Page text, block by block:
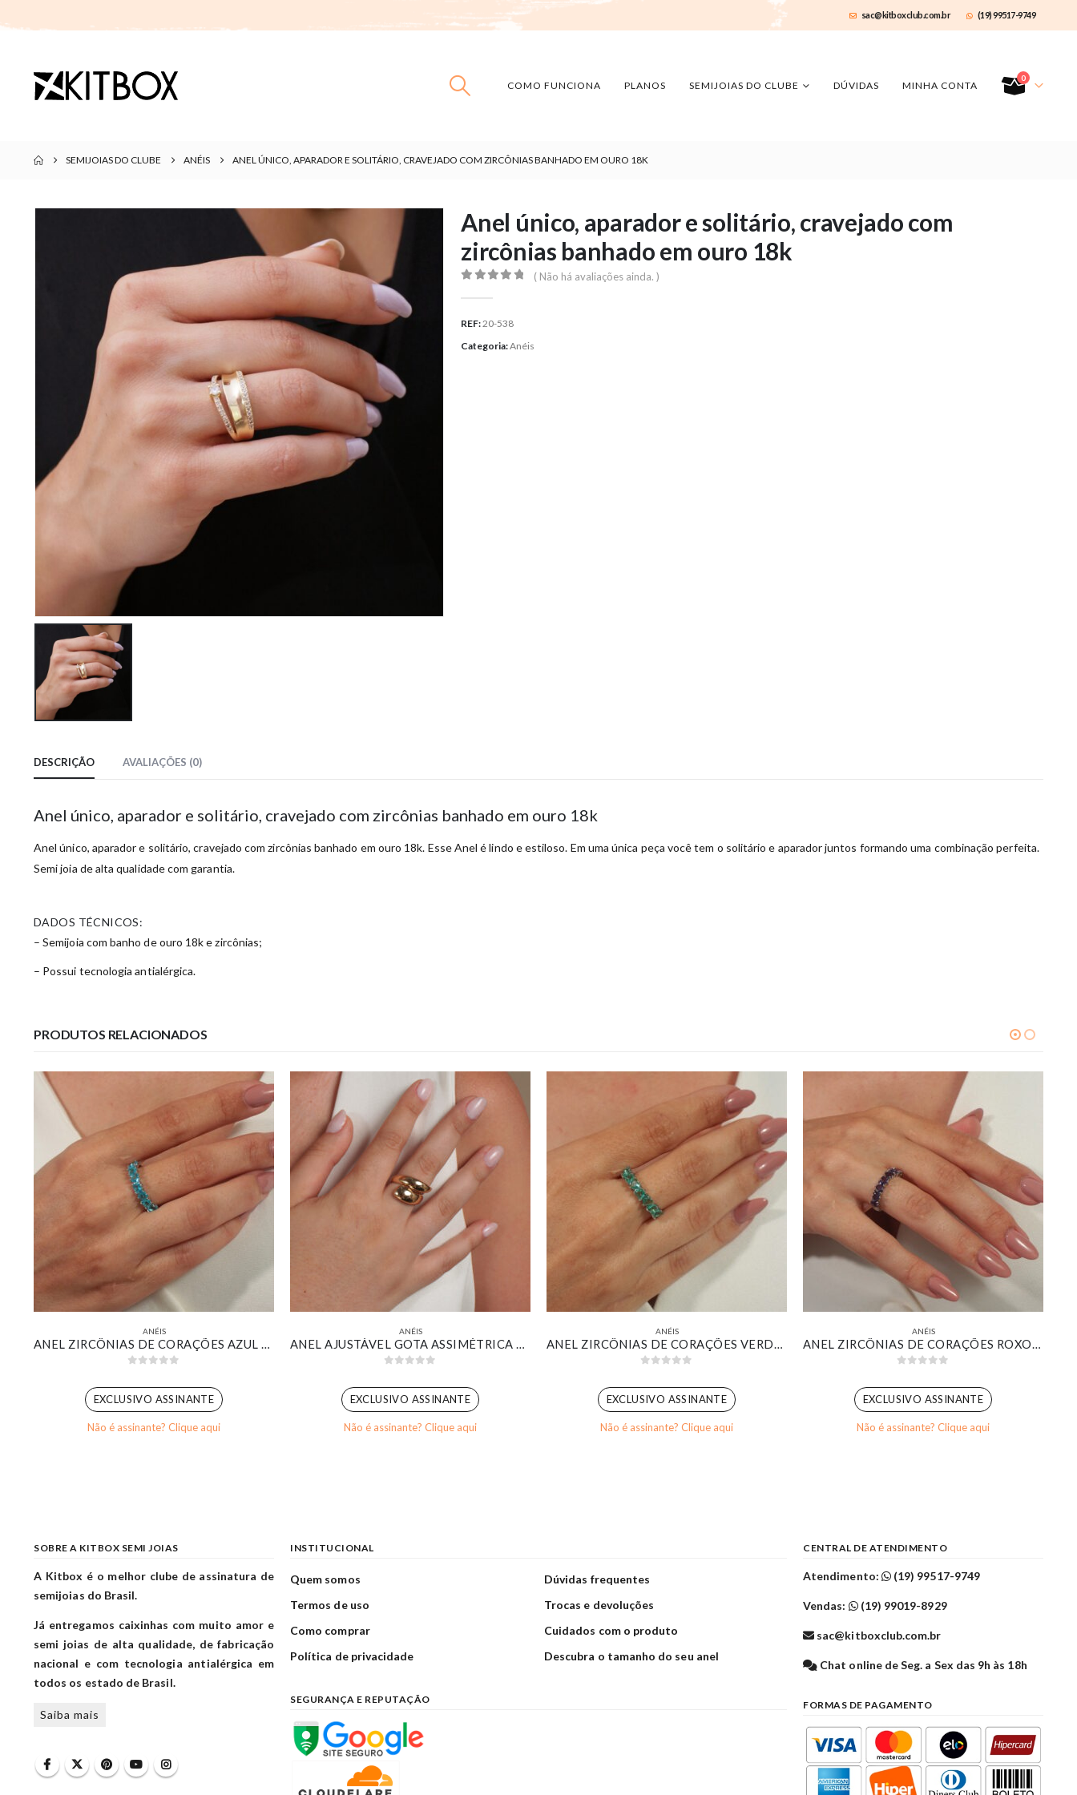
sac@kitboxclub.com.br (19) 99517-9749
COMO FUNCIONA PLANOS SEMIJOIAS DO CLUBE DÚVIDAS MINHA CONTA
0
SEMIJOIAS DO CLUBE ANÉIS ANEL ÚNICO, APARADOR E SOLITÁRIO, CRAVEJADO COM ZIRCÔNIAS BANHADO EM OURO 18K
Anel único, aparador e solitário, cravejado com
zircônias banhado em ouro 18k
( Não há avaliações ainda. )
REF:20-538
Categoria:Anéis
DESCRIÇÃO AVALIAÇÕES (0)
Anel único, aparador e solitário, cravejado com zircônias banhado em ouro 18k
Anel único, aparador e solitário, cravejado com zircônias banhado em ouro 18k. Esse Anel é lindo e estiloso. Em uma única peça você tem o solitário e aparador juntos formando uma combinação perfeita.
Semi joia de alta qualidade com garantia.
DADOS TÉCNICOS:
– Semijoia com banho de ouro 18k e zircônias;
– Possui tecnologia antialérgica.
PRODUTOS RELACIONADOS
ANÉIS
ANEL ZIRCÔNIAS DE CORAÇÕES AZUL TIFFANY BANHADO EM OURO BRANCO
EXCLUSIVO ASSINANTE
Não é assinante? Clique aqui
ANÉIS
ANEL AJUSTÁVEL GOTA ASSIMÉTRICA BANHADO EM OURO 18K
EXCLUSIVO ASSINANTE
Não é assinante? Clique aqui
ANÉIS
ANEL ZIRCÔNIAS DE CORAÇÕES VERDE BANHADO EM OURO BRANCO
EXCLUSIVO ASSINANTE
Não é assinante? Clique aqui
ANÉIS
ANEL ZIRCÔNIAS DE CORAÇÕES ROXO BANHADO EM OURO BRANCO
EXCLUSIVO ASSINANTE
Não é assinante? Clique aqui
SOBRE A KITBOX SEMI JOIAS
A Kitbox é o melhor clube de assinatura de
semijoias do Brasil.
Já entregamos caixinhas com muito amor e
semi joias de alta qualidade, de fabricação
nacional e com tecnologia antialérgica em
todos os estado de Brasil.
Saiba mais
INSTITUCIONAL
Quem somos
Termos de uso
Como comprar
Política de privacidade
Dúvidas frequentes
Trocas e devoluções
Cuidados com o produto
Descubra o tamanho do seu anel
SEGURANÇA E REPUTAÇÃO
CENTRAL DE ATENDIMENTO
Atendimento: (19) 99517-9749
Vendas: (19) 99019-8929
sac@kitboxclub.com.br
Chat online de Seg. a Sex das 9h às 18h
FORMAS DE PAGAMENTO